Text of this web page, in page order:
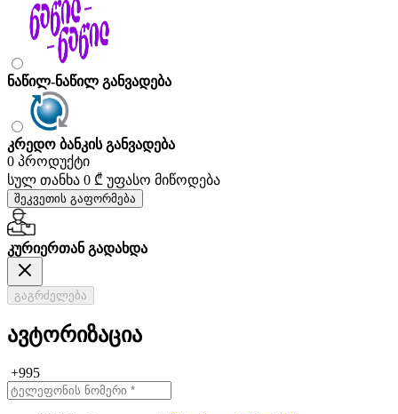
ნაწილ-ნაწილ განვადება
კრედო ბანკის განვადება
0 პროდუქტი
სულ თანხა 0 ₾ უფასო მიწოდება
შეკვეთის გაფორმება
კურიერთან გადახდა
გაგრძელება
ავტორიზაცია
+995